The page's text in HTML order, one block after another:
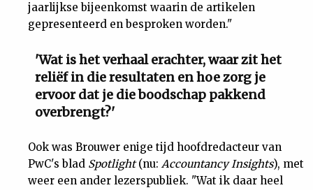
jaarlijkse bijeenkomst waarin de artikelen
gepresenteerd en besproken worden."
'Wat is het verhaal erachter, waar zit het
reliëf in die resultaten en hoe zorg je
ervoor dat je die boodschap pakkend
overbrengt?'
Ook was Brouwer enige tijd hoofdredacteur van
PwC's blad Spotlight(nu: Accountancy Insights), met
weer een ander lezerspubliek. "Wat ik daar heel